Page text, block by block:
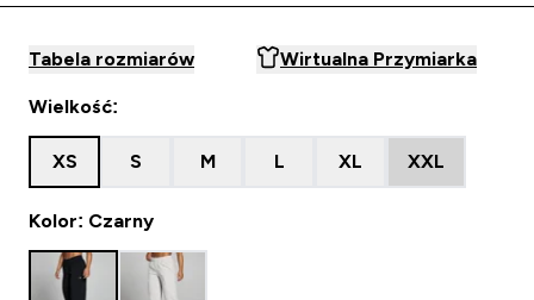
Tabela rozmiarów Wirtualna Przymiarka
Wielkość:
XS S M L XL XXL
Kolor: Czarny